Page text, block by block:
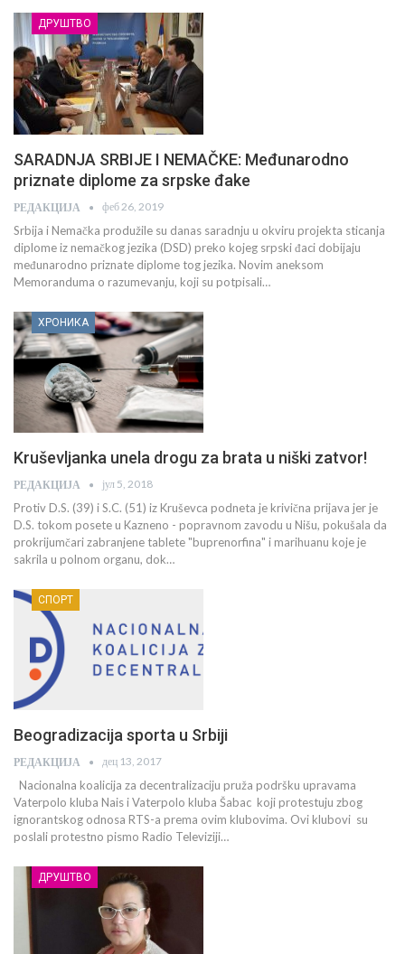
ДРУШТВО
SARADNJA SRBIJE I NEMAČKE: Međunarodno
priznate diplome za srpske đake
РЕДАКЦИЈА феб 26, 2019
Srbija i Nemačka produžile su danas saradnju u okviru projekta sticanja
diplome iz nemačkog jezika (DSD) preko kojeg srpski đaci dobijaju
međunarodno priznate diplome tog jezika. Novim aneksom
Memoranduma o razumevanju, koji su potpisali…
ХРОНИКА
Kruševljanka unela drogu za brata u niški zatvor!
РЕДАКЦИЈА јул 5, 2018
Protiv D.S. (39) i S.C. (51) iz Kruševca podneta je krivična prijava jer je
D.S. tokom posete u Kazneno - popravnom zavodu u Nišu, pokušala da
prokrijumčari zabranjene tablete "buprenorfina" i marihuanu koje je
sakrila u polnom organu, dok…
СПОРТ
Beogradizacija sporta u Srbiji
РЕДАКЦИЈА дец 13, 2017
Nacionalna koalicija za decentralizaciju pruža podršku upravama
Vaterpolo kluba Nais i Vaterpolo kluba Šabac koji protestuju zbog
ignorantskog odnosa RTS-a prema ovim klubovima. Ovi klubovi su
poslali protestno pismo Radio Televiziji…
ДРУШТВО